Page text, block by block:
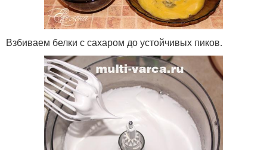
Взбиваем белки с сахаром до устойчивых пиков.